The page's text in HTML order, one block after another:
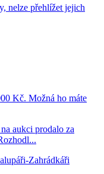
nelze přehlížet jejich
Kč. Možná ho máte
aukci prodalo za
Zahrádkáři